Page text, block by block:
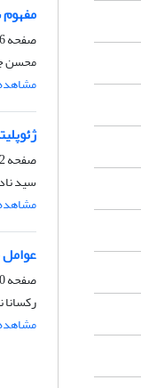
صفحه
محسن
صفحه
سید
صفحه
رکسانا